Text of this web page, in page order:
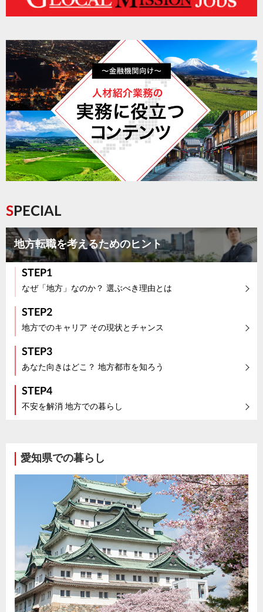
SPECIAL
地方転職を考えるためのヒント
STEP1
なぜ「地方」なのか？ 選ぶべき理由とは
STEP2
地方でのキャリア その現状とチャンス
STEP3
あなた向きはどこ？ 地方都市を知ろう
STEP4
不安を解消 地方での暮らし
愛知県での暮らし